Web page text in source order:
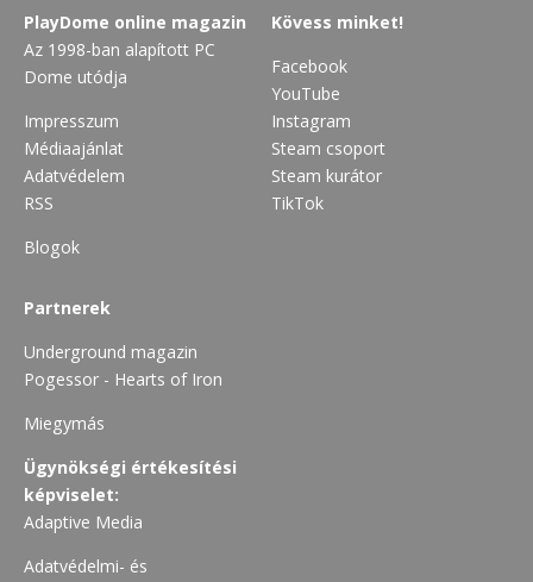
PlayDome online magazin
Az 1998-ban alapított PC
Dome utódja
Impresszum
Médiaajánlat
Adatvédelem
RSS
Blogok
Kövess minket!
Facebook
YouTube
Instagram
Steam csoport
Steam kurátor
TikTok
Partnerek
Underground magazin
Pogessor - Hearts of Iron
Miegymás
Ügynökségi értékesítési
képviselet:
Adaptive Media
Adatvédelmi- és